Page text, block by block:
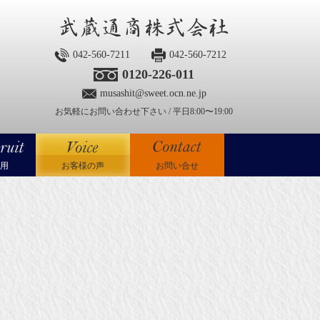
042-560-7211 042-560-7212
0120-226-011
musashit@sweet.ocn.ne.jp
お気軽にお問い合わせ下さい / 平日8:00〜19:00
お客様の声 お問い合せ